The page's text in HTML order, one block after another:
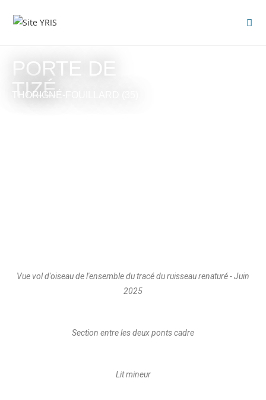
PORTE DE
TIZÉ
THORIGNÉ-FOUILLARD (35)
Vue vol d'oiseau de l'ensemble du tracé du ruisseau renaturé - Juin
2025
Section entre les deux ponts cadre
Lit mineur